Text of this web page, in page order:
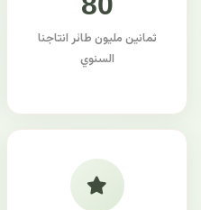
ثمانين مليون طائر انتاجنا
السنوي